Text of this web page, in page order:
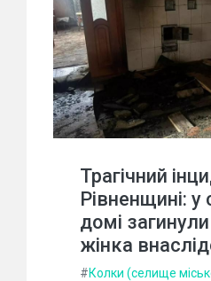
Трагічний
Рівненщині:
домі
жінка
#Колки (селище